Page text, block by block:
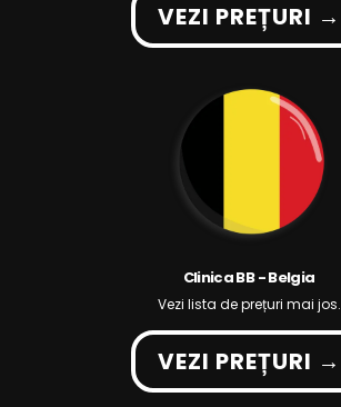
VEZI PREȚURI →
Clinica BB - Belgia
Vezi lista de prețuri mai jos.
VEZI PREȚURI →